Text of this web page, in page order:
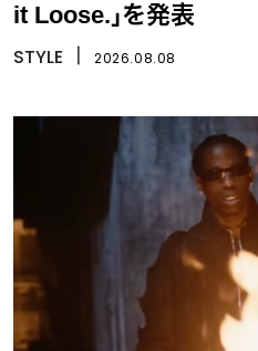
it Loose.」を発表
STYLE 2026.08.08